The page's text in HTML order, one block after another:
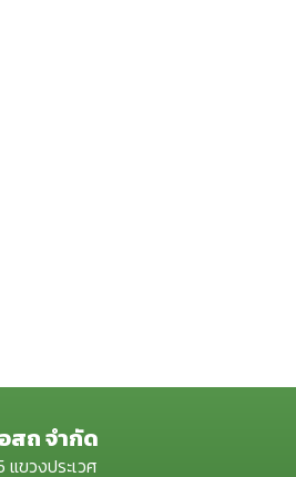
สถ จำกัด
ขวงประเวศ